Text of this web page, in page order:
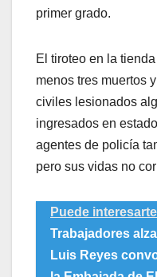
primer grado.
El tiroteo en la
menos tres muertos
civiles lesionados
ingresados en
agentes de policía
pero sus vidas no
Puede
Trabajadores
Luis Reyes